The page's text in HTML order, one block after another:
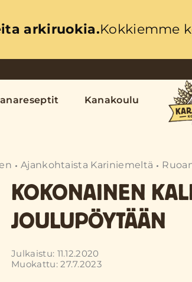
arkiruokia.Kokkiemme
Kanakoulu
Ajankohtaista Kariniemeltä
KOKONAINEN
JOULUPÖYTÄÄN
Julkaistu: 11.12.2020
Muokattu: 27.7.2023